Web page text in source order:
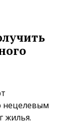
нецелевым
жилья.